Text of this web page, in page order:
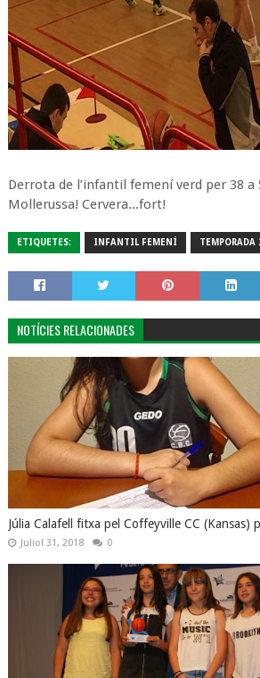
Derrota de l’infantil femení verd per 38 a
Mollerussa! Cervera...fort!
ETIQUETES: INFANTIL FEMENÍ TEMPORADA
NOTÍCIES RELACIONADES
Júlia Calafell fitxa pel Coffeyville CC (Kansas)
Juliol 31, 2018 0